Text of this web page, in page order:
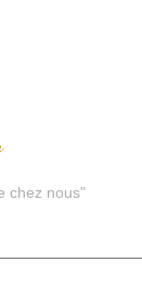
chez nous"